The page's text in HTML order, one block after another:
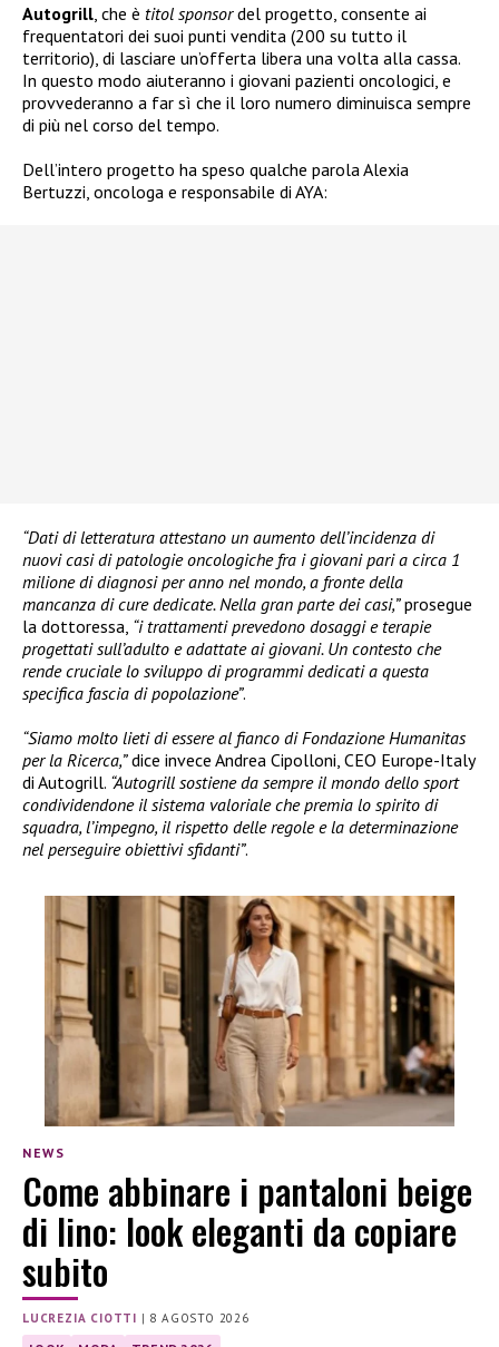
Autogrill , che è titol sponsordel progetto, consente ai
frequentatori dei suoi punti vendita (200 su tutto il
territorio), di lasciare un’offerta libera una volta alla cassa.
In questo modo aiuteranno i giovani pazienti oncologici, e
provvederanno a far sì che il loro numero diminuisca sempre
di più nel corso del tempo.
Dell’intero progetto ha speso qualche parola Alexia
Bertuzzi, oncologa e responsabile di AYA:
“Dati di letteratura attestano un aumento dell’incidenza di
nuovi casi di patologie oncologiche fra i giovani pari a circa 1
milione di diagnosi per anno nel mondo, a fronte della
mancanza di cure dedicate. Nella gran parte dei casi,”prosegue
la dottoressa, “i trattamenti prevedono dosaggi e terapie
progettati sull’adulto e adattate ai giovani. Un contesto che
rende cruciale lo sviluppo di programmi dedicati a questa
specifica fascia di popolazione”.
“Siamo molto lieti di essere al fianco di Fondazione Humanitas
per la Ricerca,”dice invece Andrea Cipolloni, CEO Europe-Italy
di Autogrill. “Autogrill sostiene da sempre il mondo dello sport
condividendone il sistema valoriale che premia lo spirito di
squadra, l’impegno, il rispetto delle regole e la determinazione
nel perseguire obiettivi sfidanti”.
NEWS
Come abbinare i pantaloni beige
di lino: look eleganti da copiare
subito
LUCREZIA CIOTTI | 8 AGOSTO 2026